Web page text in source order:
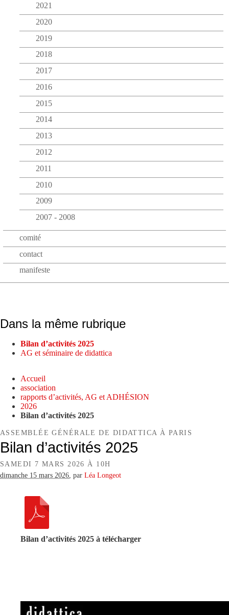
2021
2020
2019
2018
2017
2016
2015
2014
2013
2012
2011
2010
2009
2007 - 2008
comité
contact
manifeste
Dans la même rubrique
Bilan d’activités 2025
AG et séminaire de didattica
Accueil
association
rapports d’activités, AG et ADHÉSION
2026
Bilan d’activités 2025
ASSEMBLÉE GÉNÉRALE DE DIDATTICA À PARIS
Bilan d’activités 2025
SAMEDI 7 MARS 2026 À 10H
dimanche 15 mars 2026 par Léa Longeot
Bilan d’activités 2025 à télécharger